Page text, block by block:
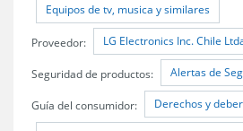
Equipos de tv, musica y similares
Proveedor: LG Electronics Inc. Chile
Seguridad de productos: Alertas de
Guía del consumidor: Derechos y